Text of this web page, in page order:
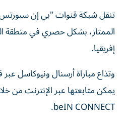
تنقل شبكة قنوات "بي إن سبورتس"
الممتاز، بشكل حصري في منطقة
إفريقيا.
beIN CONNECT.